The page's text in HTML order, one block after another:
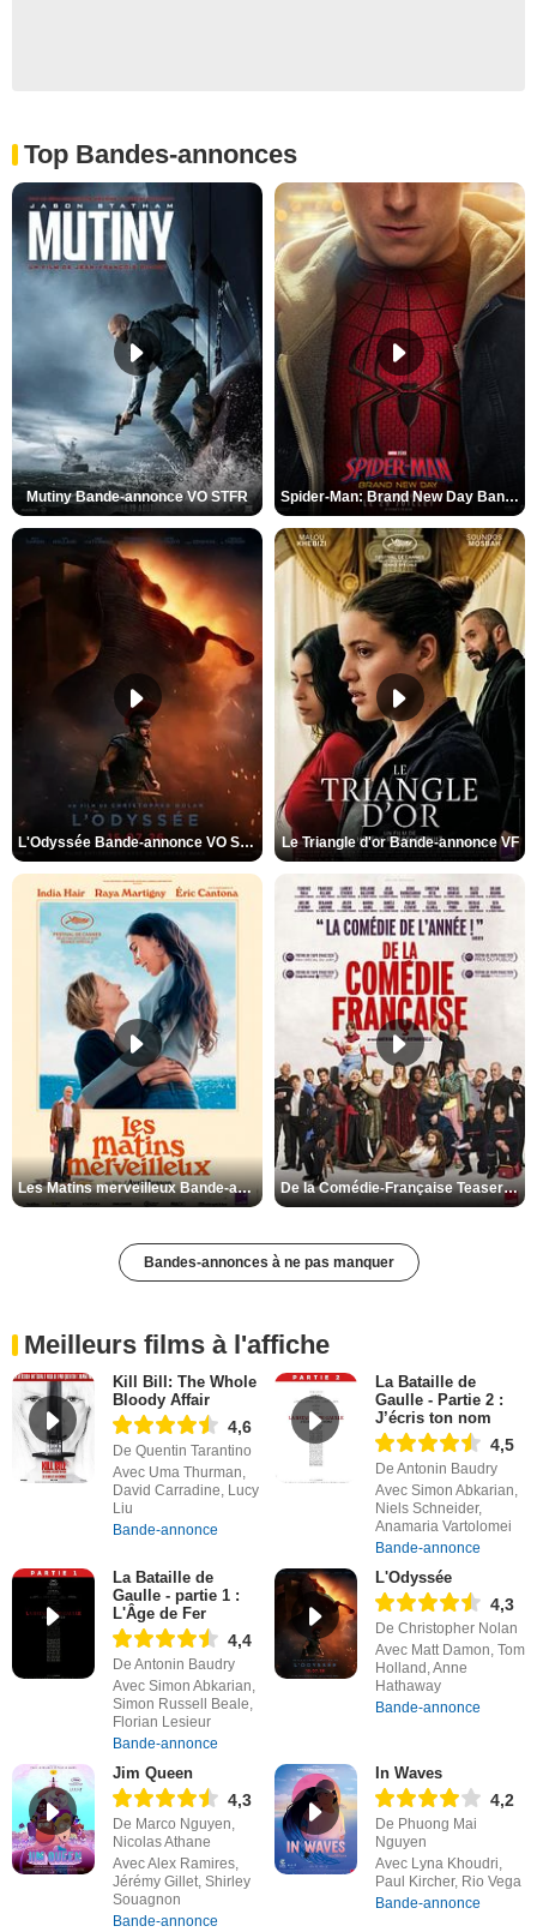
Top Bandes-annonces
Mutiny Bande-annonce VO STFR Spider-Man: Brand New Day Bande-annonce VO STFR
L'Odyssée Bande-annonce VO STFR Le Triangle d'or Bande-annonce VF
Les Matins merveilleux Bande-annonce VF De la Comédie-Française Teaser VF
Bandes-annonces à ne pas manquer
Meilleurs films à l'affiche
Kill Bill: The Whole
Bloody Affair
4,6
De Quentin Tarantino
Avec Uma Thurman,
David Carradine, Lucy
Liu
Bande-annonce
La Bataille de
Gaulle - Partie 2 :
J’écris ton nom
4,5
De Antonin Baudry
Avec Simon Abkarian,
Niels Schneider,
Anamaria Vartolomei
Bande-annonce
La Bataille de
Gaulle - partie 1 :
L'Âge de Fer
4,4
De Antonin Baudry
Avec Simon Abkarian,
Simon Russell Beale,
Florian Lesieur
Bande-annonce
L'Odyssée
4,3
De Christopher Nolan
Avec Matt Damon, Tom
Holland, Anne
Hathaway
Bande-annonce
Jim Queen
4,3
De Marco Nguyen,
Nicolas Athane
Avec Alex Ramires,
Jérémy Gillet, Shirley
Souagnon
Bande-annonce
In Waves
4,2
De Phuong Mai
Nguyen
Avec Lyna Khoudri,
Paul Kircher, Rio Vega
Bande-annonce